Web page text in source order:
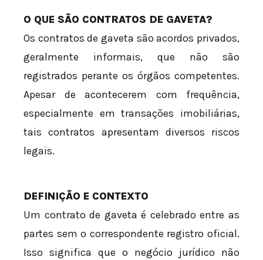
O QUE SÃO CONTRATOS DE GAVETA?
Os contratos de gaveta são acordos privados,
geralmente informais, que não são
registrados perante os órgãos competentes.
Apesar de acontecerem com frequência,
especialmente em transações imobiliárias,
tais contratos apresentam diversos riscos
legais.
DEFINIÇÃO E CONTEXTO
Um contrato de gaveta é celebrado entre as
partes sem o correspondente registro oficial.
Isso significa que o negócio jurídico não